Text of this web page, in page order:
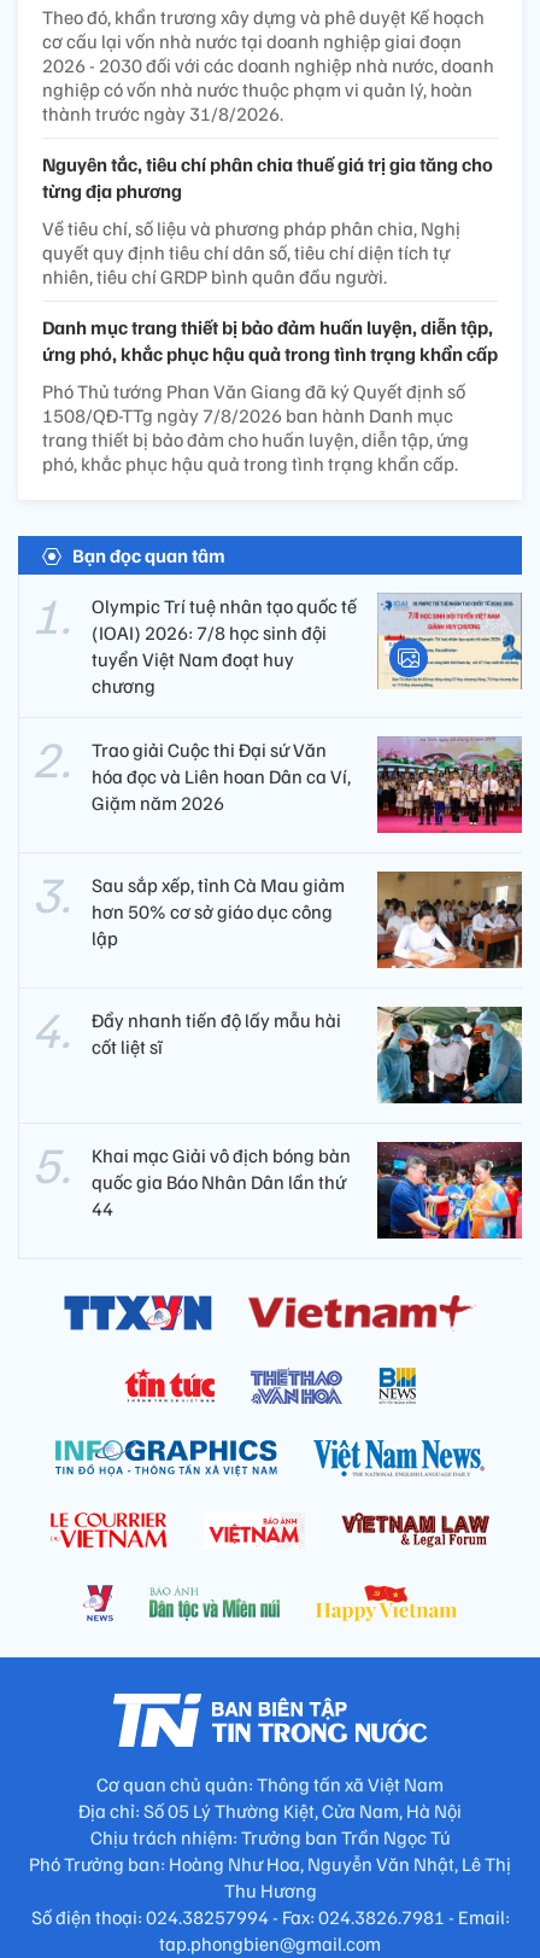
Theo đó, khẩn trương xây dựng và phê duyệt Kế hoạch
cơ cấu lại vốn nhà nước tại doanh nghiệp giai đoạn
2026 - 2030 đối với các doanh nghiệp nhà nước, doanh
nghiệp có vốn nhà nước thuộc phạm vi quản lý, hoàn
thành trước ngày 31/8/2026.
Nguyên tắc, tiêu chí phân chia thuế giá trị gia tăng cho
từng địa phương
Về tiêu chí, số liệu và phương pháp phân chia, Nghị
quyết quy định tiêu chí dân số, tiêu chí diện tích tự
nhiên, tiêu chí GRDP bình quân đầu người.
Danh mục trang thiết bị bảo đảm huấn luyện, diễn tập,
ứng phó, khắc phục hậu quả trong tình trạng khẩn cấp
Phó Thủ tướng Phan Văn Giang đã ký Quyết định số
1508/QĐ-TTg ngày 7/8/2026 ban hành Danh mục
trang thiết bị bảo đảm cho huấn luyện, diễn tập, ứng
phó, khắc phục hậu quả trong tình trạng khẩn cấp.
Bạn đọc quan tâm
Olympic Trí tuệ nhân tạo quốc tế
(IOAI) 2026: 7/8 học sinh đội
tuyển Việt Nam đoạt huy
chương
Trao giải Cuộc thi Đại sứ Văn
hóa đọc và Liên hoan Dân ca Ví,
Giặm năm 2026
Sau sắp xếp, tỉnh Cà Mau giảm
hơn 50% cơ sở giáo dục công
lập
Đẩy nhanh tiến độ lấy mẫu hài
cốt liệt sĩ
Khai mạc Giải vô địch bóng bàn
quốc gia Báo Nhân Dân lần thứ
44
Cơ quan chủ quản: Thông tấn xã Việt Nam
Địa chỉ: Số 05 Lý Thường Kiệt, Cửa Nam, Hà Nội
Chịu trách nhiệm: Trưởng ban Trần Ngọc Tú
Phó Trưởng ban: Hoàng Như Hoa, Nguyễn Văn Nhật, Lê Thị
Thu Hương
Số điện thoại: 024.38257994 - Fax: 024.3826.7981 - Email:
tap.phongbien@gmail.com